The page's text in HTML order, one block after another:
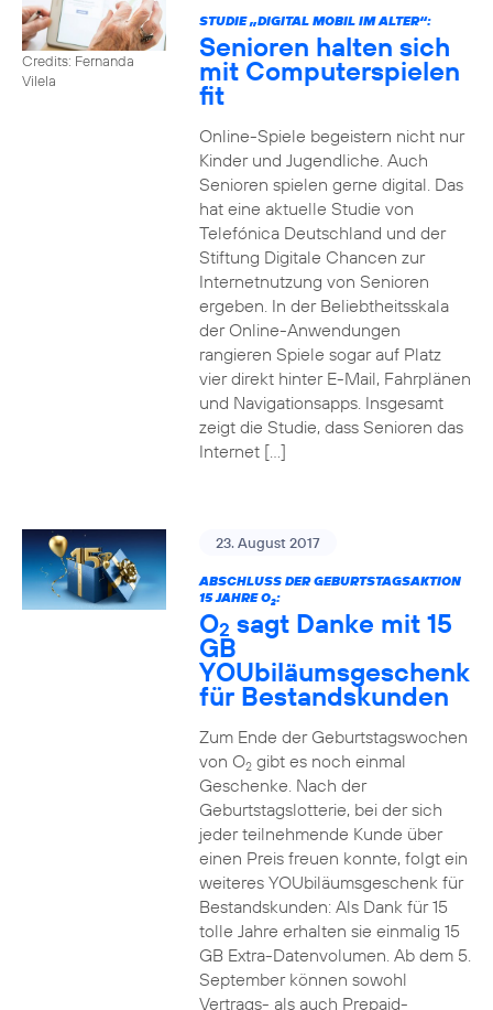
Credits: Fernanda
Vilela
STUDIE „DIGITAL MOBIL IM ALTER“:
Senioren halten sich
mit Computerspielen
fit
Online-Spiele begeistern nicht nur
Kinder und Jugendliche. Auch
Senioren spielen gerne digital. Das
hat eine aktuelle Studie von
Telefónica Deutschland und der
Stiftung Digitale Chancen zur
Internetnutzung von Senioren
ergeben. In der Beliebtheitsskala
der Online-Anwendungen
rangieren Spiele sogar auf Platz
vier direkt hinter E-Mail, Fahrplänen
und Navigationsapps. Insgesamt
zeigt die Studie, dass Senioren das
Internet […]
23. August 2017
ABSCHLUSS DER GEBURTSTAGSAKTION
15 JAHRE O2:
O2 sagt Danke mit 15
GB
YOUbiläumsgeschenk
für Bestandskunden
Zum Ende der Geburtstagswochen
von O2gibt es noch einmal
Geschenke. Nach der
Geburtstagslotterie, bei der sich
jeder teilnehmende Kunde über
einen Preis freuen konnte, folgt ein
weiteres YOUbiläumsgeschenk für
Bestandskunden: Als Dank für 15
tolle Jahre erhalten sie einmalig 15
GB Extra-Datenvolumen. Ab dem 5.
September können sowohl
Vertrags- als auch Prepaid-